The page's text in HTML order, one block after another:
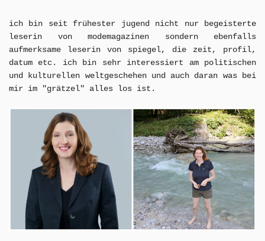
ich bin seit frühester jugend nicht nur begeisterte
leserin von modemagazinen sondern ebenfalls
aufmerksame leserin von spiegel, die zeit, profil,
datum etc. ich bin sehr interessiert am politischen
und kulturellen weltgeschehen und auch daran was bei
mir im "grätzel" alles los ist.